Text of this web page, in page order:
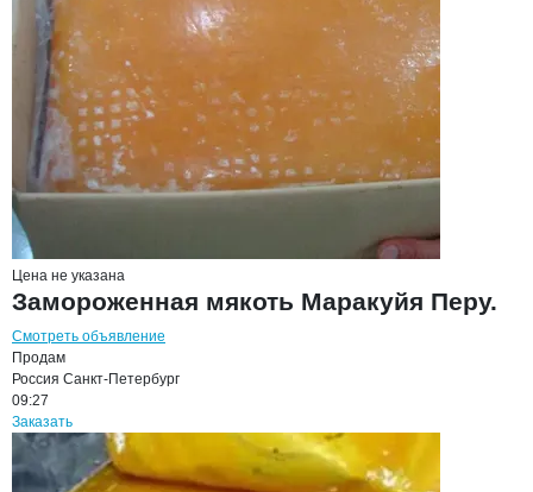
Цена не указана
Замороженная мякоть Маракуйя Перу.
Смотреть объявление
Продам
Россия Санкт-Петербург
09:27
Заказать